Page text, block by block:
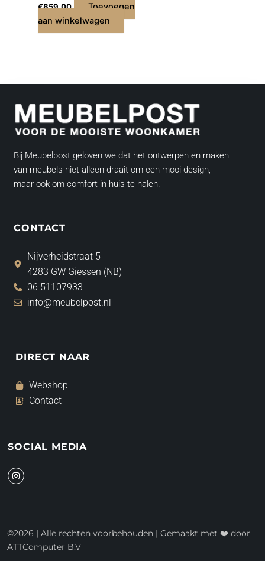
€859,00
Toevoegen
aan winkelwagen
Bij Meubelpost geloven we dat het ontwerpen en maken
van meubels niet alleen draait om een mooi design,
maar ook om comfort in huis te halen.
CONTACT
Nijverheidstraat 5
4283 GW Giessen (NB)
06 51107933
info@meubelpost.nl
DIRECT NAAR
Webshop
Contact
SOCIAL MEDIA
I
n
s
a
m
©2026 | Alle rechten voorbehouden | Gemaakt met ❤️ door
ATTComputer B.V